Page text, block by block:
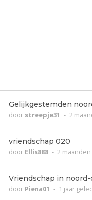
Gelijkgestemden
door streepje31 - 2
vriendschap 020
door Ellis888 - 2
Vriendschap in
door Piena01 - 1 jaar